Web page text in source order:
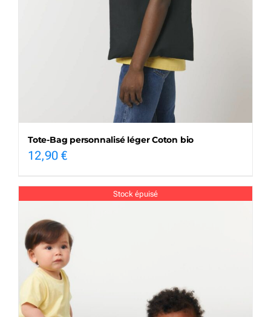
Tote-Bag personnalisé léger Coton bio
12,90€
Stock épuisé